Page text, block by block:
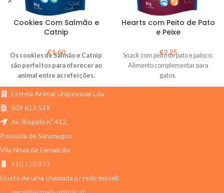
Cookies Com Salmão e
Catnip
€1,60
Os cookies de Salmão e Catnip
são perfeitos para oferecer ao
animal entre as refeições.
Hearts com Peito de Pato
e Peixe
€2,25
Snack com peito de pato e paloco.
Alimento complementar para
gatos.
Estrela Animal Unipessoal Lda.
509 613 519
Av. Riopele n.º 412,
Pousada de Saramagos
Vila Nova de Famalicão
910 110 873
(custo de uma chamada p/ rede móvel)